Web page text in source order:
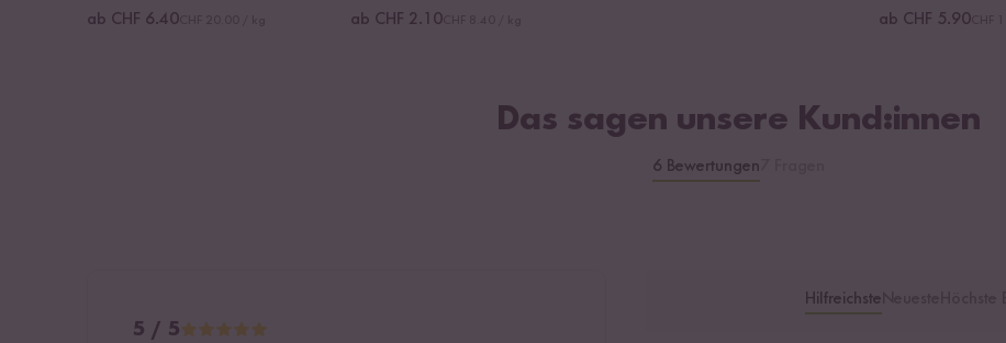
ab CHF 6.40 ab CHF 2.10 ab CHF 5.90
Das sagen unsere Kund:innen
6 Bewertungen
5 / 5
Hilfreichste